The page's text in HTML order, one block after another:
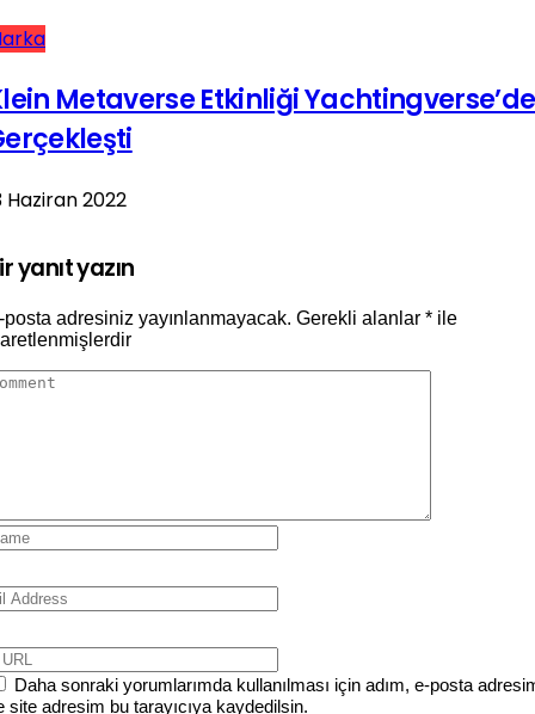
Metaverse Etkinliği Yachtingverse’de
Haziran 2022
yanıt yazın
posta adresiniz yayınlanmayacak. Gerekli alanlar * ile
Daha sonraki yorumlarımda kullanılması için adım, e-posta
site adresim bu tarayıcıya kaydedilsin.